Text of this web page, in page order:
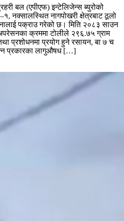
एपीएफ
इन्टेलिजेन्स
ब्युरोको
ठूलो
सफलता
:
सुगरसहित
४
जना
बल (एपीएफ) इन्टेलिजेन्स ब्युरोको
नक्सालस्थित नागपोखरी क्षेत्रबाट ठूलो
पक्राउ गरेको छ। मिति २०८३ साउन
क्रममा टोलीले २९६.७५ ग्राम
प्रशोधनमा प्रयोग हुने रसायन, बा ७ च
प्रकारका लागुऔषध […]